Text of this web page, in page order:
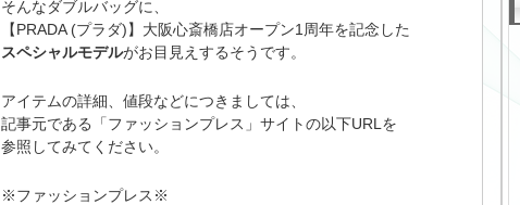
そんなダブルバッグに、
【PRADA (プラダ)】大阪心斎橋店オープン1周年を記念した
スペシャルモデルがお目見えするそうです。
アイテムの詳細、値段などにつきましては、
記事元である「ファッションプレス」サイトの以下URLを
参照してみてください。
※ファッションプレス※